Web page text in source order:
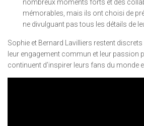
nombreux moments forts et des
mémorables, mais ils ont choisi de
ne divulguant pas tous les détails de
Sophie et Bernard Lavilliers restent
leur engagement commun et leur passion
continuent d’inspirer leurs fans du monde